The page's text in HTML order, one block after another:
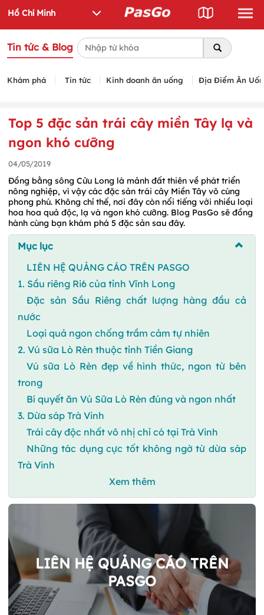
Tin tức & Blog
Khám phá Tin tức Kinh doanh ăn uống Địa Điểm Ăn
Top 5 đặc sản trái cây miền Tây lạ và
ngon khó cưỡng
04/05/2019
Đồng bằng sông Cửu Long là mảnh đất thiên về phát triển
nông nghiệp, vì vậy các đặc sản trái cây Miền Tây vô cùng
phong phú. Không chỉ thế, nơi đây còn nổi tiếng với nhiều loại
hoa hoa quả độc, lạ và ngon khó cưỡng. Blog PasGo sẽ đồng
hành cùng bạn khám phá 5 đặc sản sau đây.
Mục lục
LIÊN HỆ QUẢNG CÁO TRÊN PASGO
1. Sầu riêng Ri6 của tỉnh Vĩnh Long
Đặc sản Sầu Riêng chất lượng hàng đầu cả
nước
Loại quả ngon chống trầm cảm tự nhiên
2. Vú sữa Lò Rèn thuộc tỉnh Tiền Giang
Vú sữa Lò Rèn đẹp về hình thức, ngon từ bên
trong
Bí quyết ăn Vú Sữa Lò Rèn đúng và ngon nhất
3. Dừa sáp Trà Vinh
Trái cây độc nhất vô nhị chỉ có tại Trà Vinh
Những tác dụng cực tốt không ngờ từ dừa sáp
Trà Vinh
Xem thêm
LIÊN HỆ QUẢNG CÁO TRÊN
PASGO